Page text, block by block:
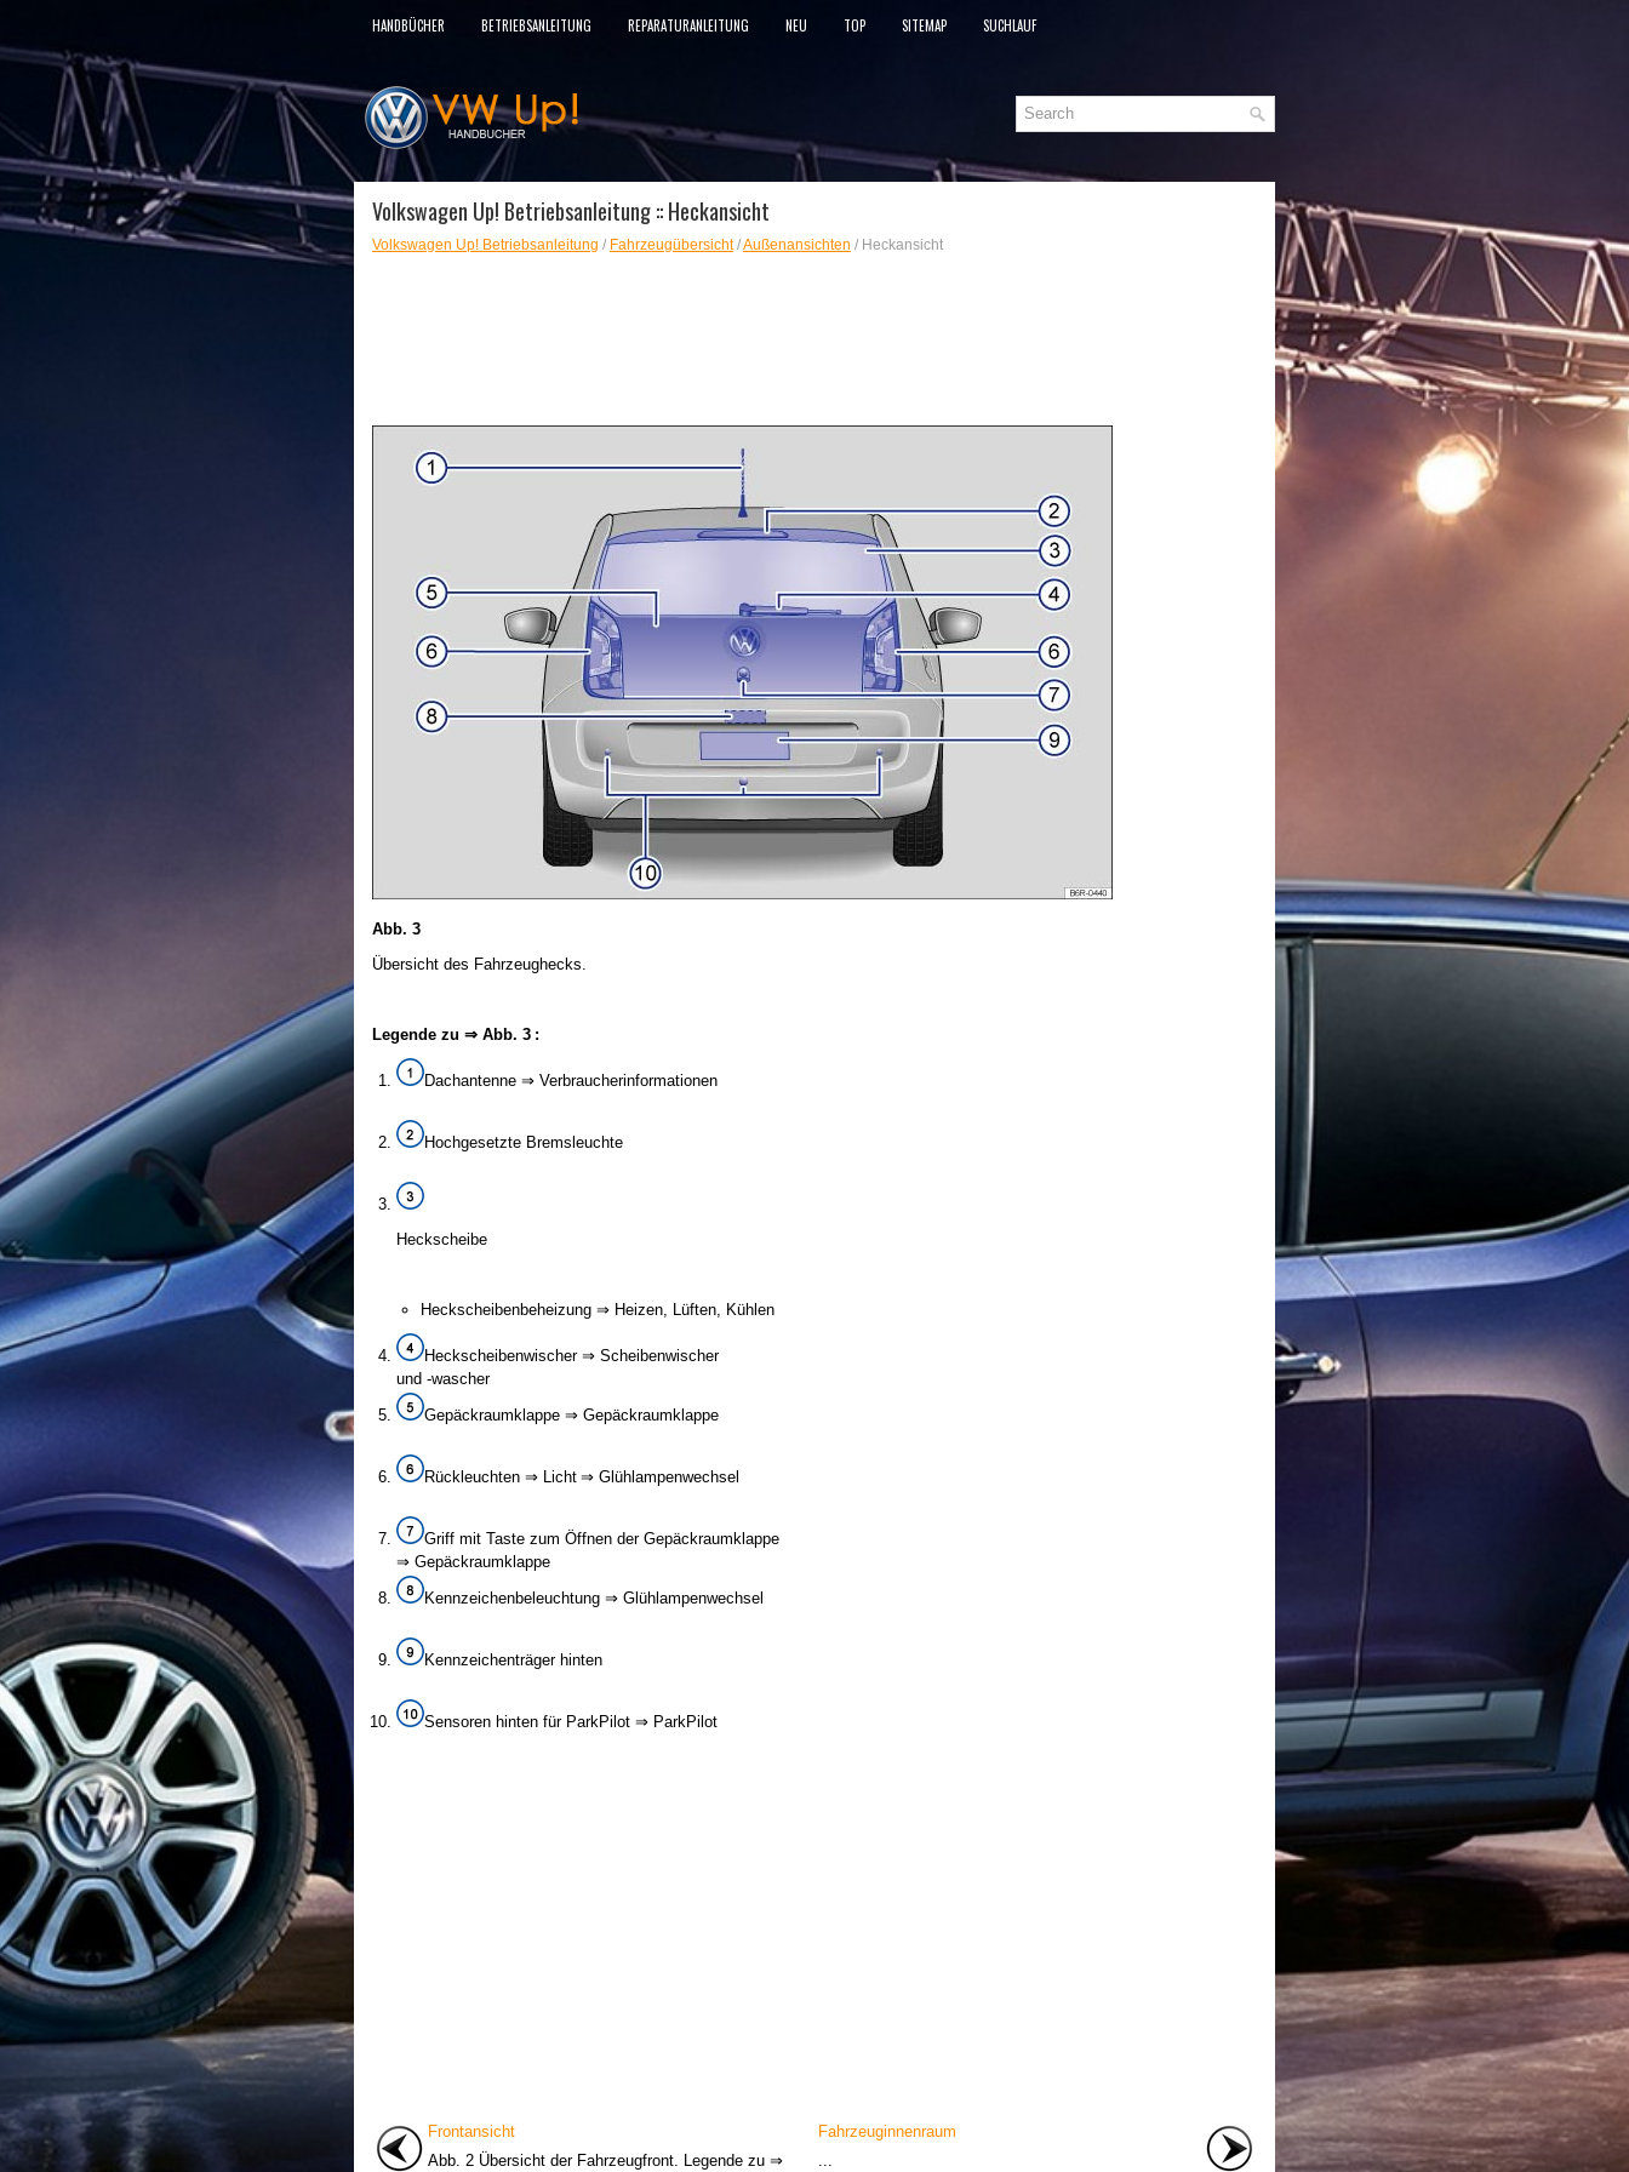
HANDBÜCHER BETRIEBSANLEITUNG REPARATURANLEITUNG NEU TOP SITEMAP SUCHLAUF
Volkswagen Up! Betriebsanleitung :: Heckansicht
Volkswagen Up! Betriebsanleitung / Fahrzeugübersicht/Außenansichten / Heckansicht
Abb. 3
Übersicht des Fahrzeughecks.
Legende zu ⇒ Abb. 3 :
Dachantenne ⇒ Verbraucherinformationen
Hochgesetzte Bremsleuchte
Heckscheibe
Heckscheibenbeheizung ⇒ Heizen, Lüften, Kühlen
Heckscheibenwischer ⇒ Scheibenwischer
und -wascher
Gepäckraumklappe ⇒ Gepäckraumklappe
Rückleuchten ⇒ Licht ⇒ Glühlampenwechsel
Griff mit Taste zum Öffnen der Gepäckraumklappe
⇒ Gepäckraumklappe
Kennzeichenbeleuchtung ⇒ Glühlampenwechsel
Kennzeichenträger hinten
Sensoren hinten für ParkPilot ⇒ ParkPilot
Frontansicht
Abb. 2 Übersicht der Fahrzeugfront. Legende zu ⇒
Fahrzeuginnenraum
...